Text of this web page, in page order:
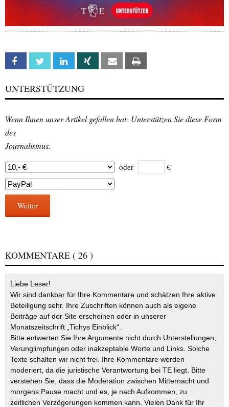
Facebook Twitter Linkedin Xing Email
UNTERSTÜTZUNG
Wenn Ihnen unser Artikel gefallen hat: Unterstützen Sie diese Form
des
Journalismus.
oder €
Weiter
KOMMENTARE ( 26 )
Liebe Leser!
Wir sind dankbar für Ihre Kommentare und schätzen Ihre aktive
Beteiligung sehr. Ihre Zuschriften können auch als eigene
Beiträge auf der Site erscheinen oder in unserer
Monatszeitschrift „Tichys Einblick“.
Bitte entwerten Sie Ihre Argumente nicht durch Unterstellungen,
Verunglimpfungen oder inakzeptable Worte und Links. Solche
Texte schalten wir nicht frei. Ihre Kommentare werden
moderiert, da die juristische Verantwortung bei TE liegt. Bitte
verstehen Sie, dass die Moderation zwischen Mitternacht und
morgens Pause macht und es, je nach Aufkommen, zu
zeitlichen Verzögerungen kommen kann. Vielen Dank für Ihr